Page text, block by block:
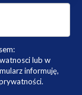
lub w
informuję,